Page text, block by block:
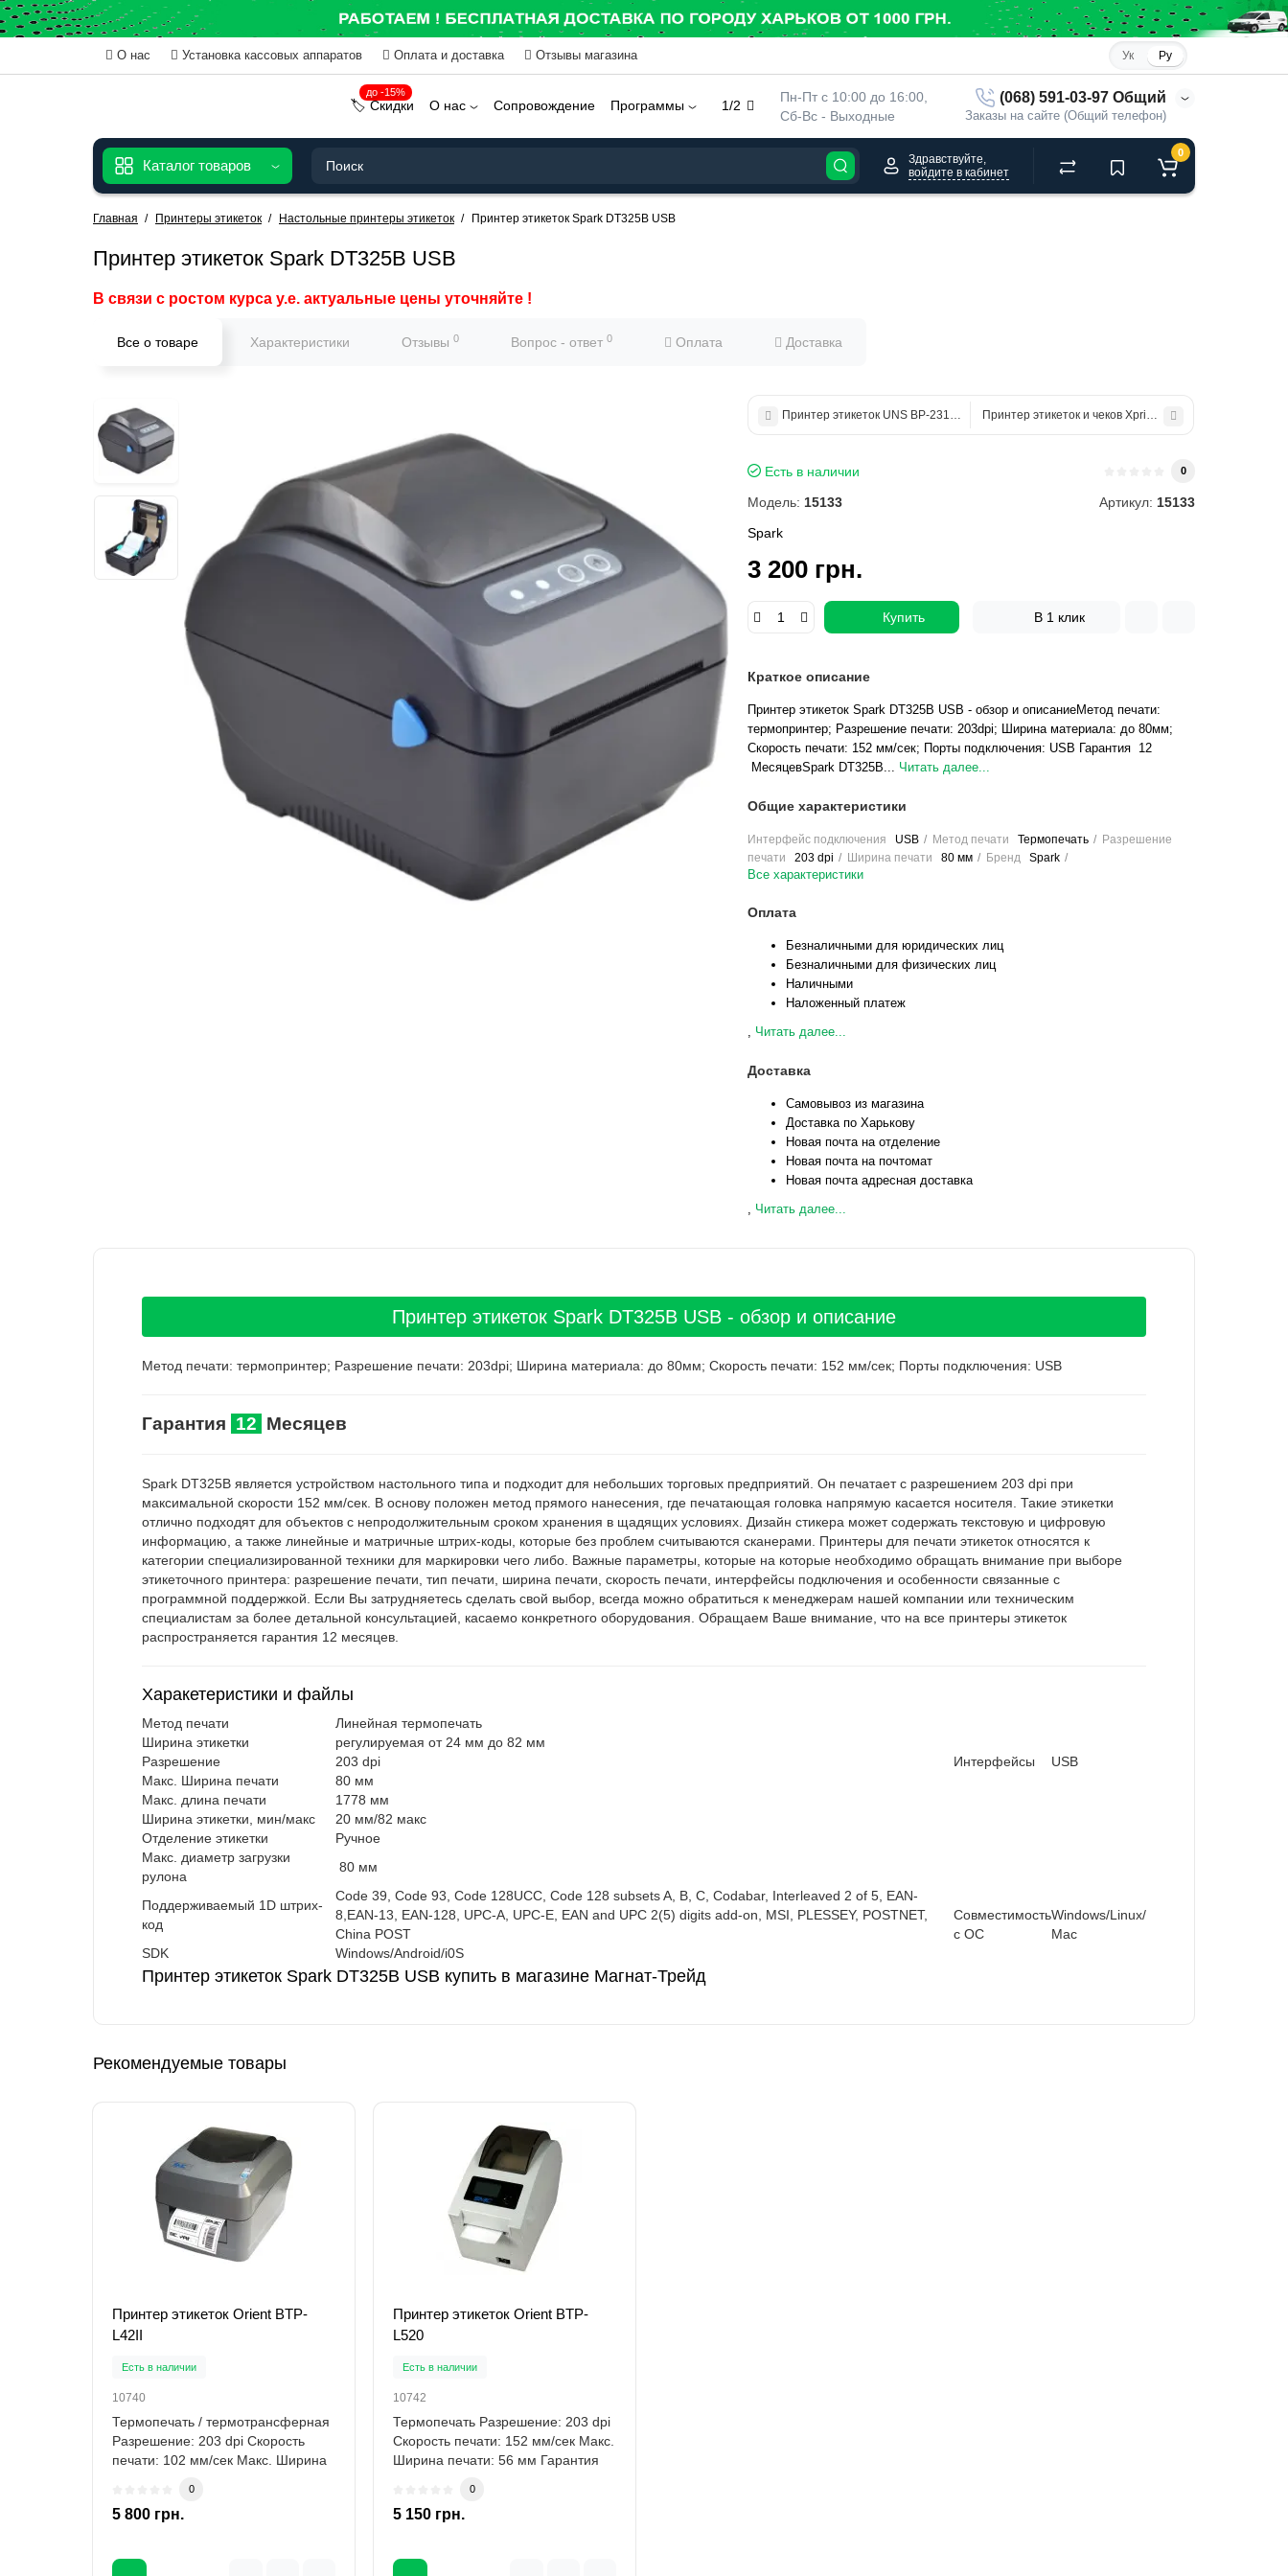
О нас Установка кассовых аппаратов Оплата и доставка Отзывы магазина Ук Ру
Пн-Пт с 10:00 до 16:00,
Сб-Вс - Выходные
(068) 591-03-97 Общий
Заказы на сайте (Общий телефон)
1/2
до -15%
🏷️ Скидки О нас Сопровождение Программы
Каталог товаров
Здравствуйте,
войдите в кабинет
0
Главная Принтеры этикеток Настольные принтеры этикеток Принтер этикеток Spark DT325B USB
Принтер этикеток Spark DT325B USB
В связи с ростом курса у.е. актуальные цены уточняйте !
Все о товаре Характеристики Отзывы 0 Вопрос - ответ 0 Оплата Доставка
Принтер этикеток UNS BP-231D GrandПринтер этикеток и чеков Xprinter XP-303B
Есть в наличии 0
Модель: 15133 Артикул: 15133
Spark
3 200 грн.
Купить В 1 клик
Краткое описание
Принтер этикеток Spark DT325B USB - обзор и описаниеМетод печати:
термопринтер; Разрешение печати: 203dpi; Ширина материала: до 80мм;
Скорость печати: 152 мм/сек; Порты подключения: USB Гарантия 12
МесяцевSpark DT325B... Читать далее...
Общие характеристики
Интерфейс подключения USB Метод печати Термопечать
Разрешение
печати
203 dpi Ширина печати 80 мм Бренд Spark
Все характеристики
Оплата
Безналичными для юридических лиц
Безналичными для физических лиц
Наличными
Наложенный платеж
, Читать далее...
Доставка
Самовывоз из магазина
Доставка по Харькову
Новая почта на отделение
Новая почта на почтомат
Новая почта адресная доставка
, Читать далее...
Принтер этикеток Spark DT325B USB - обзор и описание
Метод печати: термопринтер; Разрешение печати: 203dpi; Ширина материала: до 80мм; Скорость печати: 152 мм/сек; Порты подключения: USB
Гарантия 12 Месяцев
Spark DT325B является устройством настольного типа и подходит для небольших торговых предприятий. Он печатает с разрешением 203 dpi при
максимальной скорости 152 мм/сек. В основу положен метод прямого нанесения, где печатающая головка напрямую касается носителя. Такие этикетки
отлично подходят для объектов с непродолжительным сроком хранения в щадящих условиях. Дизайн стикера может содержать текстовую и цифровую
информацию, а также линейные и матричные штрих-коды, которые без проблем считываются сканерами. Принтеры для печати этикеток относятся к
категории специализированной техники для маркировки чего либо. Важные параметры, которые на которые необходимо обращать внимание при выборе
этикеточного принтера: разрешение печати, тип печати, ширина печати, скорость печати, интерфейсы подключения и особенности связанные с
программной поддержкой. Если Вы затрудняетесь сделать свой выбор, всегда можно обратиться к менеджерам нашей компании или техническим
специалистам за более детальной консультацией, касаемо конкретного оборудования. Обращаем Ваше внимание, что на все принтеры этикеток
распространяется гарантия 12 месяцев.
Харакетеристики и файлы
Метод печати
Линейная термопечать
Ширина этикетки
регулируемая от 24 мм до 82 мм
Разрешение
203 dpi Интерфейсы
USB
Макс. Ширина печати
80 мм
Макс. длина печати
1778 мм
Ширина этикетки, мин/макс
20 мм/82 макс
Отделение этикетки
Ручное
Макс. диаметр загрузки
рулона
80 мм
Поддерживаемый 1D штрих-
код
Code 39, Code 93, Code 128UCC, Code 128 subsets A, B, C, Codabar, Interleaved 2 of 5, EAN-
8,EAN-13, EAN-128, UPC-A, UPC-E, EAN and UPC 2(5) digits add-on, MSI, PLESSEY, POSTNET,
China POST
Совместимость
с ОС
Windows/Linux/
Мас
SDK
Windows/Android/i0S
Принтер этикеток Spark DT325B USB купить в магазине Магнат-Трейд
Рекомендуемые товары
Принтер этикеток Orient BTP-
L42II
Есть в наличии
10740
Термопечать / термотрансферная
Разрешение: 203 dpi Скорость
печати: 102 мм/сек Макс. Ширина
0
5 800 грн.
Принтер этикеток Orient BTP-
L520
Есть в наличии
10742
Термопечать Разрешение: 203 dpi
Скорость печати: 152 мм/сек Макс.
Ширина печати: 56 мм Гарантия
0
5 150 грн.